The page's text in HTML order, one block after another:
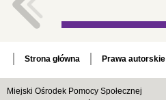
Strona główna Prawa autorskie
Miejski Ośrodek Pomocy Społecznej